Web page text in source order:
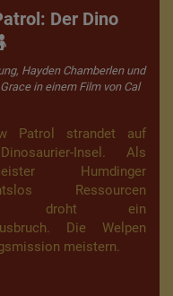
Der Dino
Hayden Chamberlen und
in einem Film von Cal
Patrol strandet auf
Insel. Als
Humdinger
Ressourcen
droht ein
Die Welpen
meistern.